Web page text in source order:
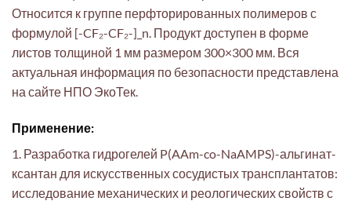
Относится к группе перфторированных полимеров с
формулой [-CF₂-CF₂-]_n. Продукт доступен в форме
листов толщиной 1 мм размером 300×300 мм. Вся
актуальная информация по безопасности представлена
на сайте НПО ЭкоТек.
Применение:
1. Разработка гидрогелей P(AAm-co-NaAMPS)-альгинат-
ксантан для искусственных сосудистых трансплантатов:
исследование механических и реологических свойств с